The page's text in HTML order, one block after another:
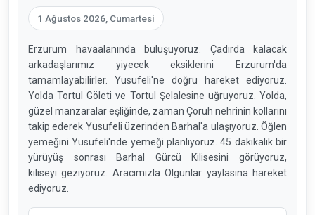
1 Ağustos 2026, Cumartesi
Erzurum havaalanında buluşuyoruz. Çadırda kalacak
arkadaşlarımız yiyecek eksiklerini Erzurum'da
tamamlayabilirler. Yusufeli'ne doğru hareket ediyoruz.
Yolda Tortul Göleti ve Tortul Şelalesine uğruyoruz. Yolda,
güzel manzaralar eşliğinde, zaman Çoruh nehrinin kollarını
takip ederek Yusufeli üzerinden Barhal'a ulaşıyoruz. Öğlen
yemeğini Yusufeli'nde yemeği planlıyoruz. 45 dakikalık bir
yürüyüş sonrası Barhal Gürcü Kilisesini görüyoruz,
kiliseyi geziyoruz. Aracımızla Olgunlar yaylasına hareket
ediyoruz.